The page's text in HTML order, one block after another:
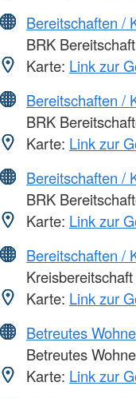
Bereitschaften /
BRK
Karte: Link zur
Bereitschaften /
BRK
Karte: Link zur
Bereitschaften /
BRK
Karte: Link zur
Bereitschaften /
Karte: Link zur
Betreutes
Betreutes
Karte: Link zur